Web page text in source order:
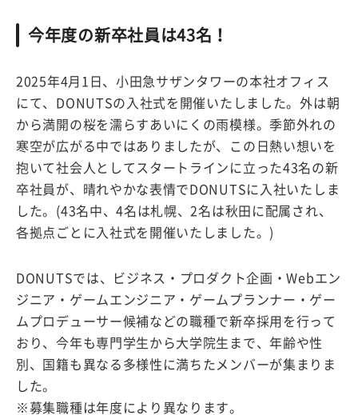
今年度の新卒社員は43名！
2025年4月1日、小田急サザンタワーの本社オフィス
にて、DONUTSの入社式を開催いたしました。外は朝
から満開の桜を濡らすあいにくの雨模様。季節外れの
寒空が広がる中ではありましたが、この日熱い想いを
抱いて社会人としてスタートラインに立った43名の新
卒社員が、晴れやかな表情でDONUTSに入社いたしま
した。(43名中、4名は札幌、2名は秋田に配属され、
各拠点ごとに入社式を開催いたしました。)
DONUTSでは、ビジネス・プロダクト企画・Webエン
ジニア・ゲームエンジニア・ゲームプランナー・ゲー
ムプロデューサー候補などの職種で新卒採用を行って
おり、今年も専門学生から大学院生まで、年齢や性
別、国籍も異なる多様性に満ちたメンバーが集まりま
した。
※募集職種は年度により異なります。